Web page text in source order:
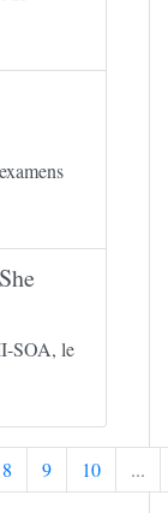
SOA, le
8 9 10 ...